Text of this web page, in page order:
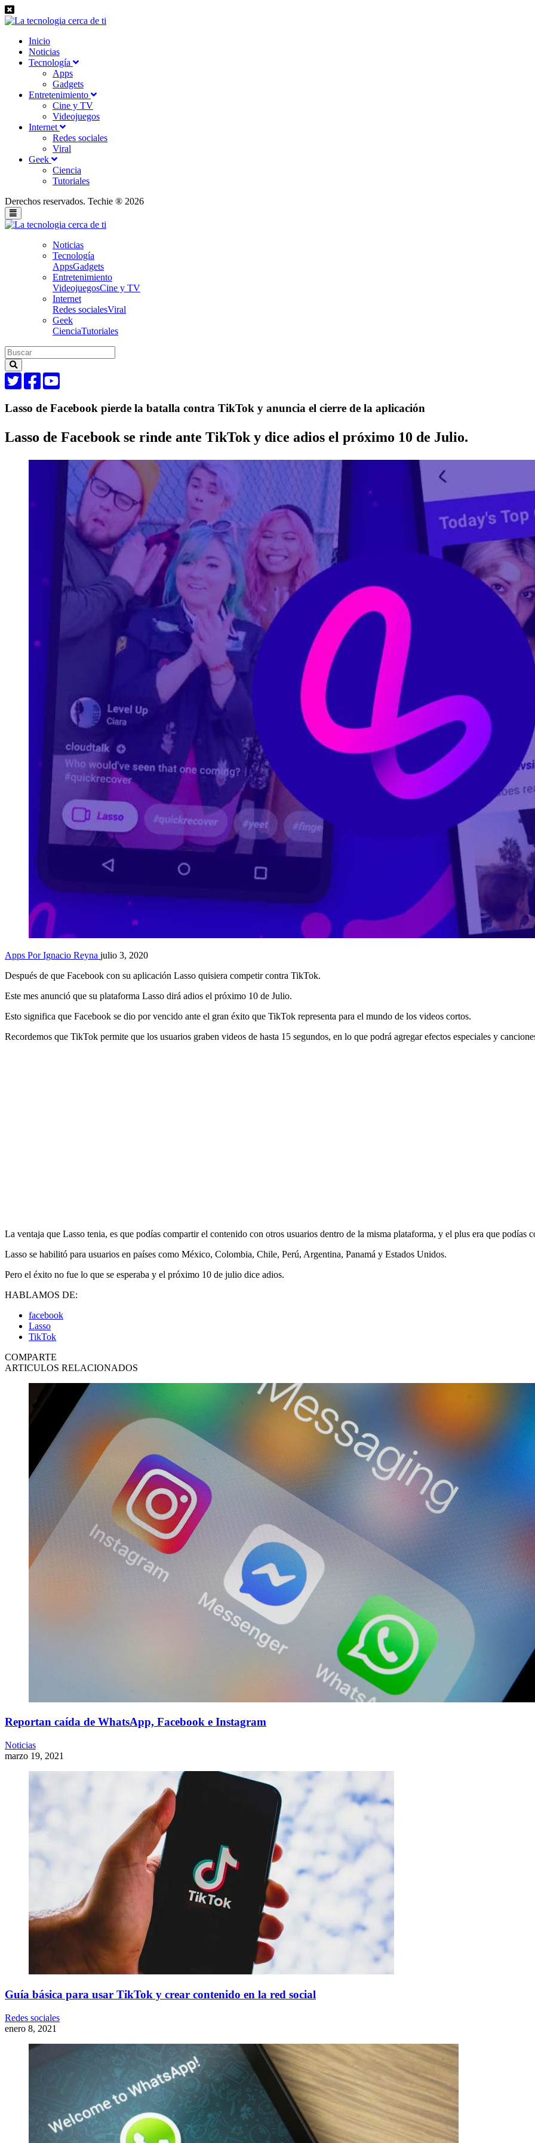
Inicio
Noticias
Tecnología
Apps
Gadgets
Entretenimiento
Cine y TV
Videojuegos
Internet
Redes sociales
Viral
Geek
Ciencia
Tutoriales
Derechos reservados. Techie ® 2026
Noticias
Tecnología
AppsGadgets
Entretenimiento
VideojuegosCine y TV
Internet
Redes socialesViral
Geek
CienciaTutoriales
Lasso de Facebook pierde la batalla contra TikTok y anuncia el cierre de la aplicación
Lasso de Facebook se rinde ante TikTok y dice adios el próximo 10 de Julio.
Apps Por Ignacio Reyna julio 3, 2020
Después de que Facebook con su aplicación Lasso quisiera competir contra TikTok.
Este mes anunció que su plataforma Lasso dirá adios el próximo 10 de Julio.
Esto significa que Facebook se dio por vencido ante el gran éxito que TikTok representa para el mundo de los videos cortos.
Recordemos que TikTok permite que los usuarios graben videos de hasta 15 segundos, en lo que podrá agregar efectos especiales y
La ventaja que Lasso tenia, es que podías compartir el contenido con otros usuarios dentro de la misma plataforma, y el plus era que podías
Lasso se habilitó para usuarios en países como México, Colombia, Chile, Perú, Argentina, Panamá y Estados Unidos.
Pero el éxito no fue lo que se esperaba y el próximo 10 de julio dice adios.
HABLAMOS DE:
facebook
Lasso
TikTok
COMPARTE
ARTICULOS RELACIONADOS
Reportan caída de WhatsApp, Facebook e Instagram
Noticias
marzo 19, 2021
Guía básica para usar TikTok y crear contenido en la red social
Redes sociales
enero 8, 2021